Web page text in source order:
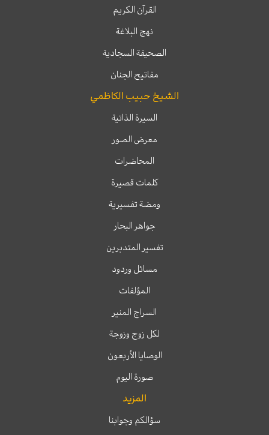
القرآن الكريم
نهج البلاغة
الصحيفة السجادية
مفاتيح الجنان
الشيخ حبيب الكاظمي
السيرة الذاتية
معرض الصور
المحاضرات
كلمات قصيرة
ومضة تفسيرية
جواهر البحار
تفسير المتدبرين
مسائل وردود
المؤلفات
السراج المنير
لكل زوج وزوجة
الوصايا الأربعون
صورة اليوم
المزيد
سؤالكم وجوابنا